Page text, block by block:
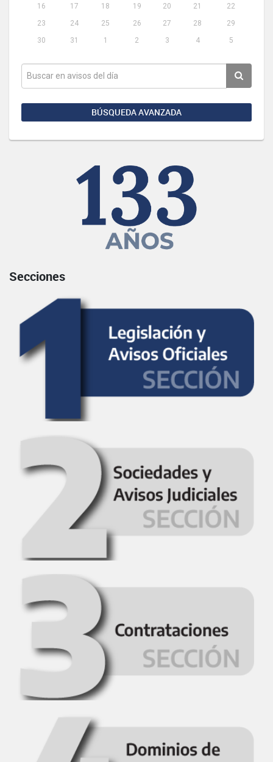
16
17 18 19 20 21
22
23
24 25 26 27 28
29
30
31 1 2 3 4 5
BÚSQUEDA AVANZADA
Secciones